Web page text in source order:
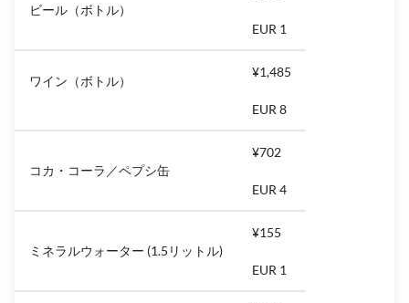
ビール（ボトル）
EUR 1
ワイン（ボトル）
¥1,485
EUR 8
コカ・コーラ／ペプシ缶
¥702
EUR 4
ミネラルウォーター (1.5リットル)
¥155
EUR 1